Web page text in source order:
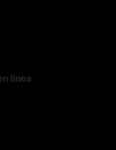
línea